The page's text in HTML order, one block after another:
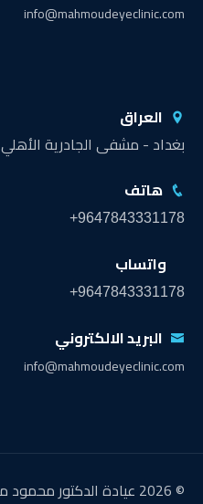
info@mahmoudeyeclinic.com
العراق
بغداد - مشفى الجادرية الأهلي
هاتف
+9647843331178
واتساب
+9647843331178
البريد الالكتروني
info@mahmoudeyeclinic.com
© 2026 عيادة الدكتور محمود مقداد . جميع الحقوق محفوظة.